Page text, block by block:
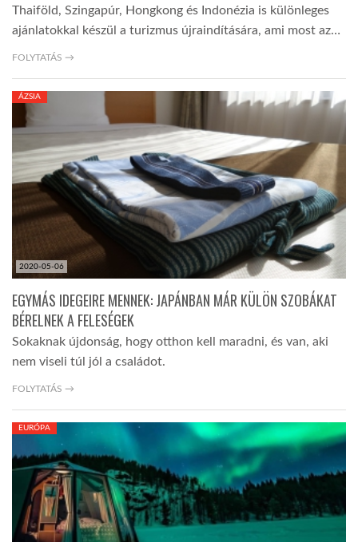
Thaiföld, Szingapúr, Hongkong és Indonézia is különleges
ajánlatokkal készül a turizmus újraindítására, ami most az…
FOLYTATÁS →
2020-05-06
ÁZSIA
EGYMÁS IDEGEIRE MENNEK: JAPÁNBAN MÁR KÜLÖN SZOBÁKAT
BÉRELNEK A FELESÉGEK
Sokaknak újdonság, hogy otthon kell maradni, és van, aki
nem viseli túl jól a családot.
FOLYTATÁS →
EURÓPA